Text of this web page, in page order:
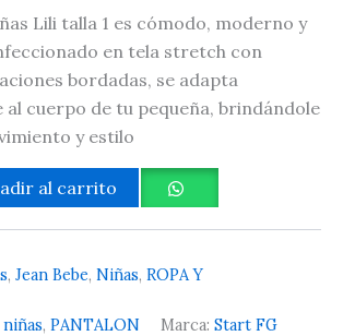
Lili talla 1 es cómodo, moderno y
en tela stretch con
bordadas, se adapta
cuerpo de tu pequeña, brindándole
y estilo
al carrito
, Jean Bebe, Niñas, ROPA Y
niñas, PANTALON Marca: Start FG